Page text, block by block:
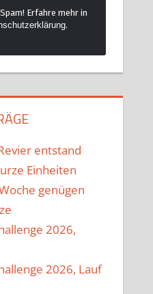
Erfahre mehr in
.
entstand
Einheiten
genügen
2026,
2026, Lauf